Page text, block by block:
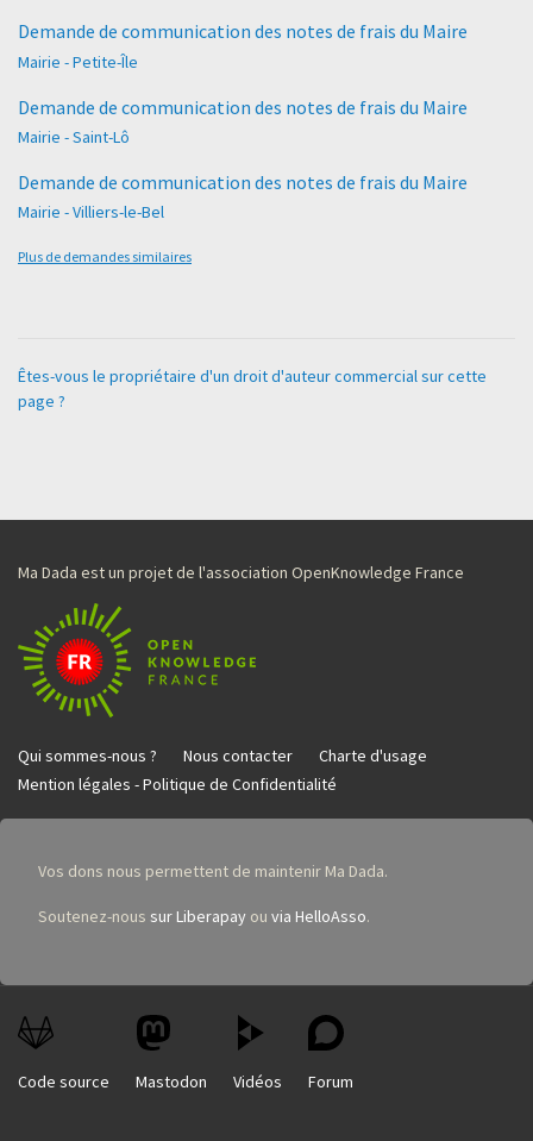
Demande de communication des notes de frais du Maire
Mairie - Petite-Île
Demande de communication des notes de frais du Maire
Mairie - Saint-Lô
Demande de communication des notes de frais du Maire
Mairie - Villiers-le-Bel
Plus de demandes similaires
Êtes-vous le propriétaire d'un droit d'auteur commercial sur cette
page ?
Ma Dada est un projet de l'association OpenKnowledge France
Qui sommes-nous ? Nous contacter
Charte d'usage
Mention légales - Politique de Confidentialité
Vos dons nous permettent de maintenir Ma Dada.
Soutenez-nous sur Liberapay ou via HelloAsso.
Code source Mastodon Vidéos Forum